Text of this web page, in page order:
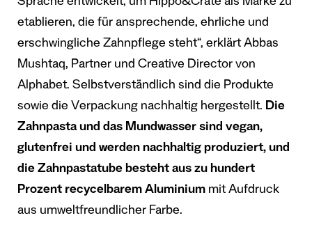
etablieren, die für ansprechende, ehrliche und
erschwingliche Zahnpflege steht“, erklärt Abbas
Mushtaq, Partner und Creative Director von
Alphabet. Selbstverständlich sind die Produkte
sowie die Verpackung nachhaltig hergestellt. Die
Zahnpasta und das Mundwasser sind vegan,
glutenfrei und werden nachhaltig produziert, und
die Zahnpastatube besteht aus zu hundert
Prozent recycelbarem Aluminium mit Aufdruck
aus umweltfreundlicher Farbe.